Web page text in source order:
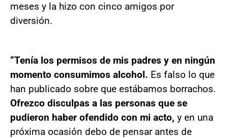
meses y la hizo con cinco amigos por
diversión.
“Tenía los permisos de mis padres y en ningún
momento consumimos alcohol. Es falso lo que
han publicado sobre que estábamos borrachos.
Ofrezco disculpas a las personas que se
pudieron haber ofendido con mi acto, y en una
próxima ocasión debo de pensar antes de